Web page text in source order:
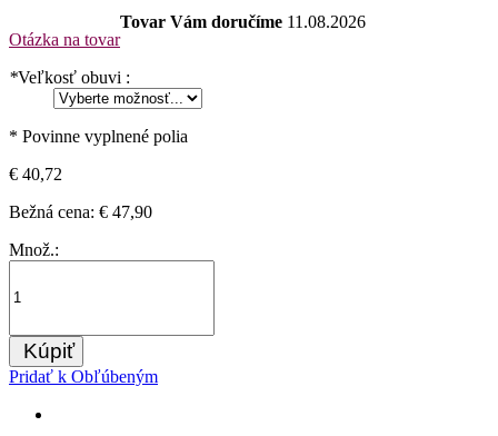
Otázka na tovar
Tovar Vám doručíme 11.08.2026
*Veľkosť obuvi :
* Povinne vyplnené polia
€ 40,72
Bežná cena: € 47,90
Množ.:
Kúpiť
Pridať k Obľúbeným